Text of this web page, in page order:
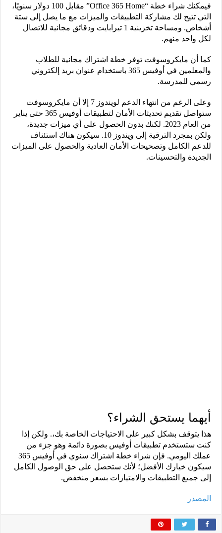
فيمكنك شراء خطة “Office 365 Home” مقابل 100 دولار سنويًا،
التي تتيح لك مشاركة التطبيقات والميزات مع ما يصل إلى ستة
أشخاص. ومساحة تخزينية 1 تيرابايت ودقائق مجانية للاتصال
لكل واحد منهم.
كما أن مايكروسوفت توفر خطة اشتراك مجانية للطلاب
والمعلمين في أوفيس 365 باستخدام عنوان بريد إلكتروني
رسمي للمدرسة.
وعلى الرغم من انتهاء الدعم لويندوز 7 إلا أن مايكروسوفت
ستواصل تقديم تحديثات الأمان لتطبيقات أوفيس 365 حتى يناير
من العام 2023. لكنك بدون الحصول على أي ميزات جديدة،
ولكن بمجرد الترقية إلى ويندوز 10. سيكون هناك استئناف
للدعم الكامل وتصحيحات الأمان العادية والحصول على الميزات
الجديدة والتحسينات.
أيهما يستحق الشراء؟
هذا يتوقف بشكل كبير على الاحتياجات الخاصة بك،. ولكن إذا
كنت ستستخدم تطبيقات أوفيس بصورة دائمة وهو جزء من
عملك اليومي. فإن شراء خطة اشتراك سنوي في أوفيس 365
سيكون خيارك الأفضل؛ لأنك ستحصل على حق الوصول الكامل
إلى جميع التطبيقات والامتيازات بسعر منخفض.
المصدر